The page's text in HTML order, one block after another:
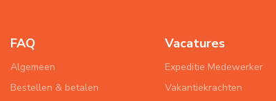
FAQ
Algemeen
Bestellen & betalen
Vacatures
Expeditie Medewerker
Vakantiekrachten